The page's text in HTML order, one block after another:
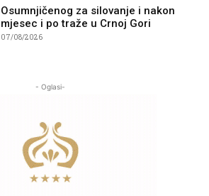
Osumnjičenog za silovanje i nakon
mjesec i po traže u Crnoj Gori
07/08/2026
- Oglasi-